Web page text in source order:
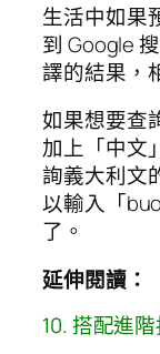
生活中如果
到 Google
譯的結果，
如果想要查
加上「中文
詢義大利文
以輸入「
了。
延伸閱讀：
10. 搭配進